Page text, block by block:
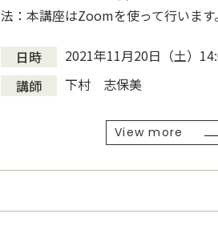
法：本講座はZoomを使って行いま
日時
2021年11月20日（土）
講師
下村 志保美
View more